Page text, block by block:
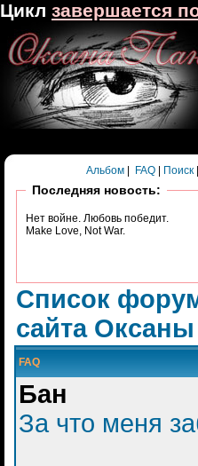
Альбом FAQ Поиск
Последняя новость:
Нет войне. Любовь победит.
Make Love, Not War.
Список
сайта
FAQ
Бан
За что меня
Цикл завершается